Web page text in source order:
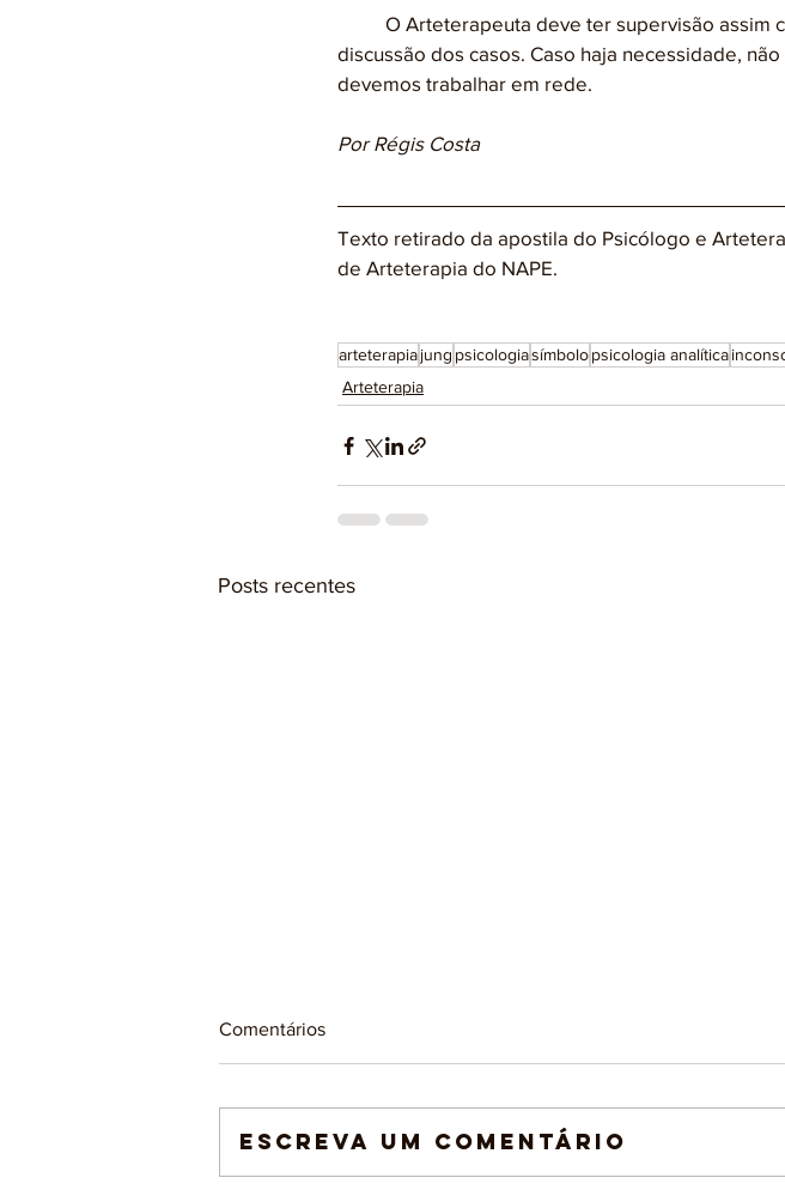
discussão dos casos. Caso haja necessidade,
devemos trabalhar em rede.
Por Régis Costa
Texto retirado da apostila do Psicólogo e
de Arteterapia do NAPE.
arteterapiajung psicologiasímbolopsicologia analítica
Arteterapia
Posts recentes
Comentários
Escreva um comentário